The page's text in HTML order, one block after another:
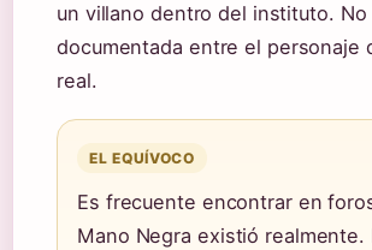
un villano dentro del instituto.
documentada entre el personaje
real.
EL EQUÍVOCO
Es frecuente encontrar en
Mano Negra existió